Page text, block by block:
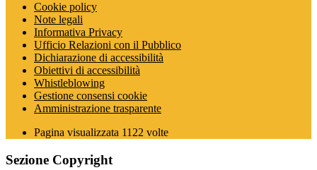
Cookie policy
Note legali
Informativa Privacy
Ufficio Relazioni con il Pubblico
Dichiarazione di accessibilità
Obiettivi di accessibilità
Whistleblowing
Gestione consensi cookie
Amministrazione trasparente
Pagina visualizzata 1122 volte
Sezione Copyright